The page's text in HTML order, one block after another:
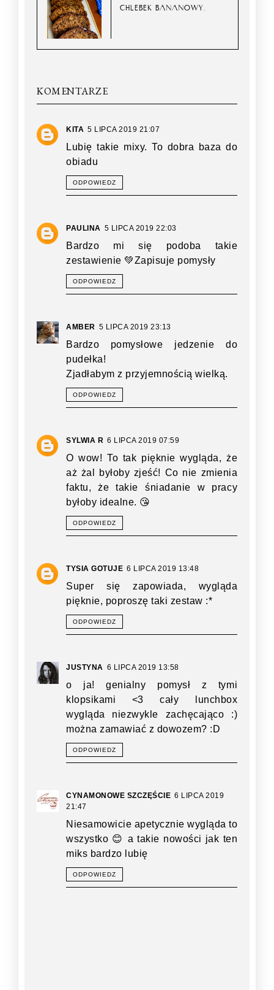
CHLEBEK BANANOWY.
KOMENTARZE
KITA 5 LIPCA 2019 21:07
Lubię takie mixy. To dobra baza do
obiadu
ODPOWIEDZ
PAULINA 5 LIPCA 2019 22:03
Bardzo mi się podoba takie
zestawienie 💚Zapisuje pomysły
ODPOWIEDZ
AMBER 5 LIPCA 2019 23:13
Bardzo pomysłowe jedzenie do
pudełka!
Zjadłabym z przyjemnością wielką.
ODPOWIEDZ
SYLWIA R 6 LIPCA 2019 07:59
O wow! To tak pięknie wygląda, że
aż żal byłoby zjeść! Co nie zmienia
faktu, że takie śniadanie w pracy
byłoby idealne. 😘
ODPOWIEDZ
TYSIA GOTUJE 6 LIPCA 2019 13:48
Super się zapowiada, wygląda
pięknie, poproszę taki zestaw :*
ODPOWIEDZ
JUSTYNA 6 LIPCA 2019 13:58
o ja! genialny pomysł z tymi
klopsikami <3 cały lunchbox
wygląda niezwykle zachęcająco :)
można zamawiać z dowozem? :D
ODPOWIEDZ
CYNAMONOWE SZCZĘŚCIE 6 LIPCA 2019
21:47
Niesamowicie apetycznie wygląda to
wszystko 😊 a takie nowości jak ten
miks bardzo lubię
ODPOWIEDZ